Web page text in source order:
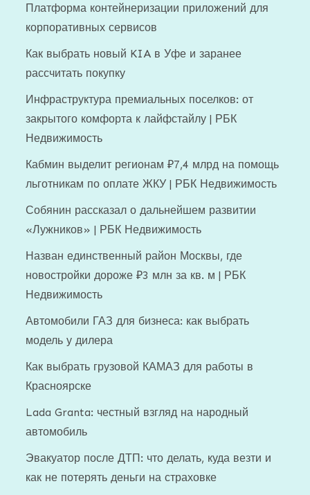
Платформа контейнеризации приложений для
корпоративных сервисов
Как выбрать новый KIA в Уфе и заранее
рассчитать покупку
Инфраструктура премиальных поселков: от
закрытого комфорта к лайфстайлу | РБК
Недвижимость
Кабмин выделит регионам ₽7,4 млрд на помощь
льготникам по оплате ЖКУ | РБК Недвижимость
Собянин рассказал о дальнейшем развитии
«Лужников» | РБК Недвижимость
Назван единственный район Москвы, где
новостройки дороже ₽3 млн за кв. м | РБК
Недвижимость
Автомобили ГАЗ для бизнеса: как выбрать
модель у дилера
Как выбрать грузовой КАМАЗ для работы в
Красноярске
Lada Granta: честный взгляд на народный
автомобиль
Эвакуатор после ДТП: что делать, куда везти и
как не потерять деньги на страховке